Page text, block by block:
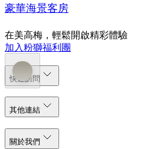
豪華海景客房
在美高梅，輕鬆開啟精彩體驗
加入粉獅福利團
快速訪問
其他連結
關於我們